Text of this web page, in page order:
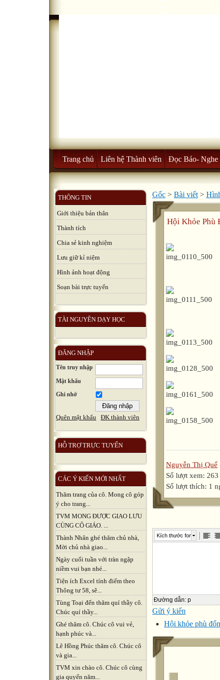
Trang chủ Liên hệ Thành viên Đọc Báo- Nghe
THÔNG TIN
Giới thiệu bản thân
Thành tích
Chia sẻ kinh nghiệm
Lưu giữ kỉ niệm
Hình ảnh hoạt động
Soạn bài trực tuyến
TÀI NGUYÊN DẠY HỌC
ĐĂNG NHẬP
Tên truy nhập
Mật khẩu
Ghi nhớ
Quên mật khẩu ĐK thành viên
HỖ TRỢ TRỰC TUYẾN
CÁC Ý KIẾN MỚI NHẤT
Thăm trang của cô. Mong cô góp
ý cho trang...
TVM MONG ĐƯỢC GIAO LƯU
CÙNG CÔ GIÁO. ...
Thành Nhân ghé thăm chủ nhà,
Mời chủ nhà giao...
Ngày cuối tuần với tràn ngập
niềm vui bạn nhé...
Tiện ích Excel tính điểm theo
Thông tư 58, sẽ...
Tùng Toại đến thăm quí thầy cô.
Chúc quí thầy...
Ghé thăm cô. Chúc cô vui vẻ,
hạnh phúc và...
Lê Hồng Phúc thăm cô. Chúc cô
và gia...
TVM xin chào cô. Chúc cô cùng
gia quyến năm...
Gốc > Bài viết >
Hội Khỏe Phù
Nguyễn Thị Quế
Số lượt xem: 263
Số lượt thích: 1
Kích thước font
Đường dẫn: p
Gửi ý kiến
Hội khỏe phù